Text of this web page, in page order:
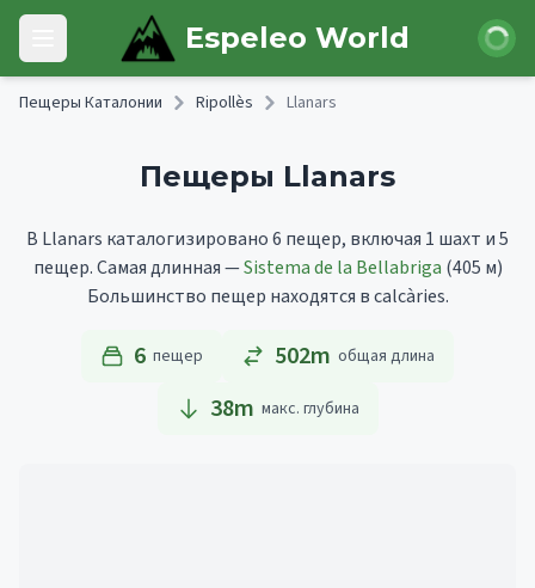
Skip to main content
Open main menu Espeleo World Войти
Пещеры Каталонии Ripollès Llanars
Пещеры Llanars
В Llanars каталогизировано 6 пещер, включая 1 шахт и 5
пещер.Самая длинная —Sistema de la Bellabriga (405 м)
Большинство пещер находятся в calcàries.
6 пещер 502m общая длина
38m макс. глубина